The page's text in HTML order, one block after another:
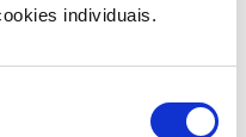
individuais.
ou que